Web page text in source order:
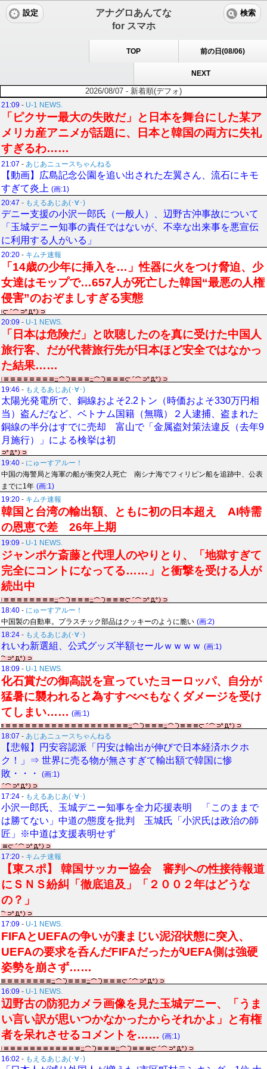
アナグロあんてな
for スマホ
設定 検索
TOP 前の日(08/06)
NEXT
2026/08/07 - 新着順(デフォ)
21:09 - U-1 NEWS.
「ピクサー最大の失敗だ」と日本を舞台にした某ア
メリカ産アニメが話題に、日本と韓国の両方に失礼
すぎるわ……
21:07 - あじあニュースちゃんねる
【動画】広島記念公園を追い出された左翼さん、流石にキモ
すぎて炎上 (画:1)
20:47 - もえるあじあ(･∀･)
デニー支援の小沢一郎氏（一般人）、辺野古沖事故について
「玉城デニー知事の責任ではないが、不幸な出来事を悪宣伝
に利用する人がいる」
20:20 - キムチ速報
「14歳の少年に挿入を…」性器に火をつけ脅迫、少
女達はモップで…657人が死亡した韓国“最悪の人権
侵害”のおぞましすぎる実態
20:09 - U-1 NEWS.
「日本は危険だ」と吹聴したのを真に受けた中国人
旅行客、だが代替旅行先が日本ほど安全ではなかっ
た結果……
19:46 - もえるあじあ(･∀･)
太陽光発電所で、銅線およそ2.2トン（時価およそ330万円相
当）盗んだなど、ベトナム国籍（無職）２人逮捕、盗まれた
銅線の半分はすでに売却 富山で「金属盗対策法違反（去年9
月施行）」による検挙は初
19:40 - にゅーすアルー！
中国の海警局と海軍の船が衝突2人死亡 南シナ海でフィリピン船を追跡中、公表
までに1年 (画:1)
19:20 - キムチ速報
韓国と台湾の輸出額、ともに初の日本超え AI特需
の恩恵で差 26年上期
19:09 - U-1 NEWS.
ジャンポケ斎藤と代理人のやりとり、「地獄すぎて
完全にコントになってる……」と衝撃を受ける人が
続出中
18:40 - にゅーすアルー！
中国製の自動車。プラスチック部品はクッキーのように脆い (画:2)
18:24 - もえるあじあ(･∀･)
れいわ新選組、公式グッズ半額セールｗｗｗｗ (画:1)
18:09 - U-1 NEWS.
化石賞だの御高説を宣っていたヨーロッパ、自分が
猛暑に襲われると為すすべべもなくダメージを受け
てしまい…… (画:1)
18:07 - あじあニュースちゃんねる
【悲報】円安容認派「円安は輸出が伸びで日本経済ホクホ
ク！」⇒ 世界に売る物が無さすぎて輸出額で韓国に惨
敗・・・
(画:1)
17:24 - もえるあじあ(･∀･)
小沢一郎氏、玉城デニー知事を全力応援表明 「このままで
は勝てない」中道の態度を批判 玉城氏「小沢氏は政治の師
匠」※中道は支援表明せず
17:20 - キムチ速報
【東スポ】 韓国サッカー協会 審判への性接待報道
にＳＮＳ紛糾「徹底追及」「２００２年はどうな
の？」
17:09 - U-1 NEWS.
FIFAとUEFAの争いが凄まじい泥沼状態に突入、
UEFAの要求を呑んだFIFAだったがUEFA側は強硬
姿勢を崩さず……
16:09 - U-1 NEWS.
辺野古の防犯カメラ画像を見た玉城デニー、「うま
い言い訳が思いつかなかったからそれかよ」と有権
者を呆れさせるコメントを…… (画:1)
16:02 - もえるあじあ(･∀･)